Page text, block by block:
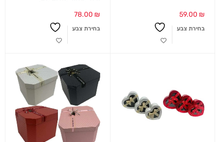
59.00 ₪
בחירת צבע
78.00 ₪
בחירת צבע